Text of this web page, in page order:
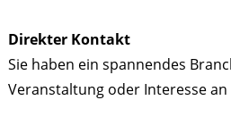
Direkter Kontakt
Sie haben ein spannendes
Veranstaltung oder Interesse